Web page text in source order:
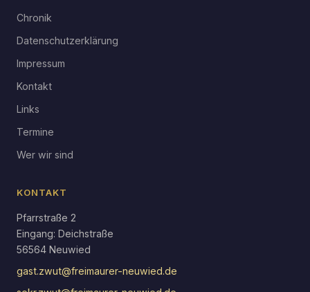
Chronik
Datenschutzerklärung
Impressum
Kontakt
Links
Termine
Wer wir sind
KONTAKT
Pfarrstraße 2
Eingang: Deichstraße
56564 Neuwied
gast.zwut@freimaurer-neuwied.de